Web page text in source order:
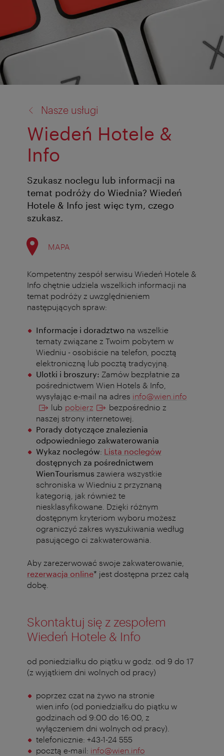
Nasze usługi
Wiedeń Hotele &
Info
Szukasz noclegu lub informacji na
temat podróży do Wiednia? Wiedeń
Hotele & Info jest więc tym, czego
szukasz.
MAPA
Kompetentny zespół serwisu Wiedeń Hotele &
Info chętnie udziela wszelkich informacji na
temat podróży z uwzględnieniem
następujących spraw:
Informacje i doradztwo na wszelkie
tematy związane z Twoim pobytem w
Wiedniu - osobiście na telefon, pocztą
elektroniczną lub pocztą tradycyjną.
Ulotki i broszury: Zamów bezpłatnie za
pośrednictwem Wien Hotels & Info,
wysyłając e-mail na adres info@wien.info
lub pobierz
bezpośrednio z
naszej strony internetowej.
Porady dotyczące znalezienia
odpowiedniego zakwaterowania
Wykaz noclegów: Lista noclegów
dostępnych za pośrednictwem
WienTourismus zawiera wszystkie
schroniska w Wiedniu z przyznaną
kategorią, jak również te
niesklasyfikowane. Dzięki różnym
dostępnym kryteriom wyboru możesz
ograniczyć zakres wyszukiwania według
pasującego ci zakwaterowania.
Aby zarezerwować swoje zakwaterowanie,
rezerwacja online* jest dostępna przez całą
dobę.
Skontaktuj się z zespołem
Wiedeń Hotele & Info
od poniedziałku do piątku w godz. od 9 do 17
(z wyjątkiem dni wolnych od pracy)
poprzez czat na żywo na stronie
wien.info (od poniedziałku do piątku w
godzinach od 9:00 do 16:00, z
wyłączeniem dni wolnych od pracy).
telefonicznie: +43-1-24 555
pocztą e-mail: info@wien.info